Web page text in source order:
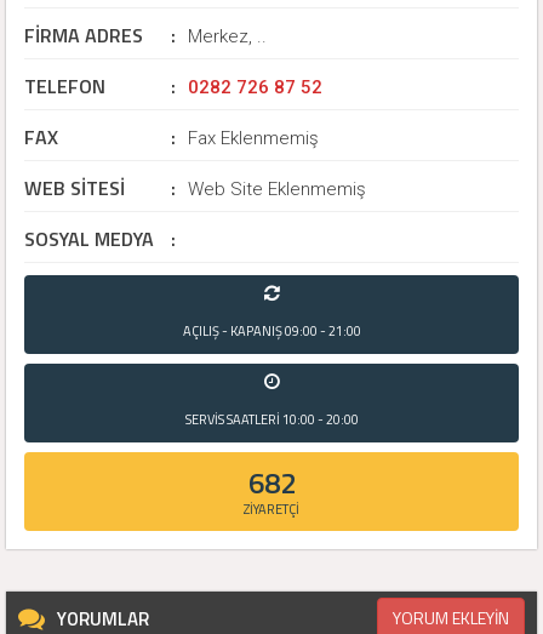
FİRMA ADRES : Merkez, ..
TELEFON : 0282 726 87 52
FAX : Fax Eklenmemiş
WEB SİTESİ : Web Site Eklenmemiş
SOSYAL MEDYA :
AÇILIŞ - KAPANIŞ09:00 - 21:00
SERVİS SAATLERİ 10:00 - 20:00
682
ZİYARETÇİ
YORUMLAR YORUM EKLEYİN